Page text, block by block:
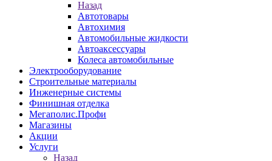
Назад
Автотовары
Автохимия
Автомобильные жидкости
Автоаксессуары
Колеса автомобильные
Электрооборудование
Строительные материалы
Инженерные системы
Финишная отделка
Мегаполис.Профи
Магазины
Акции
Услуги
Назад